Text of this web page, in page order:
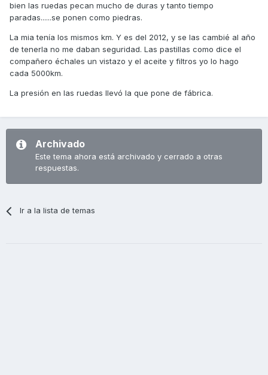
bien las ruedas pecan mucho de duras y tanto tiempo
paradas......se ponen como piedras.
La mia tenía los mismos km. Y es del 2012, y se las cambié al año
de tenerla no me daban seguridad. Las pastillas como dice el
compañero échales un vistazo y el aceite y filtros yo lo hago
cada 5000km.
La presión en las ruedas llevó la que pone de fábrica.
Archivado
Este tema ahora está archivado y cerrado a otras
respuestas.
Ir a la lista de temas